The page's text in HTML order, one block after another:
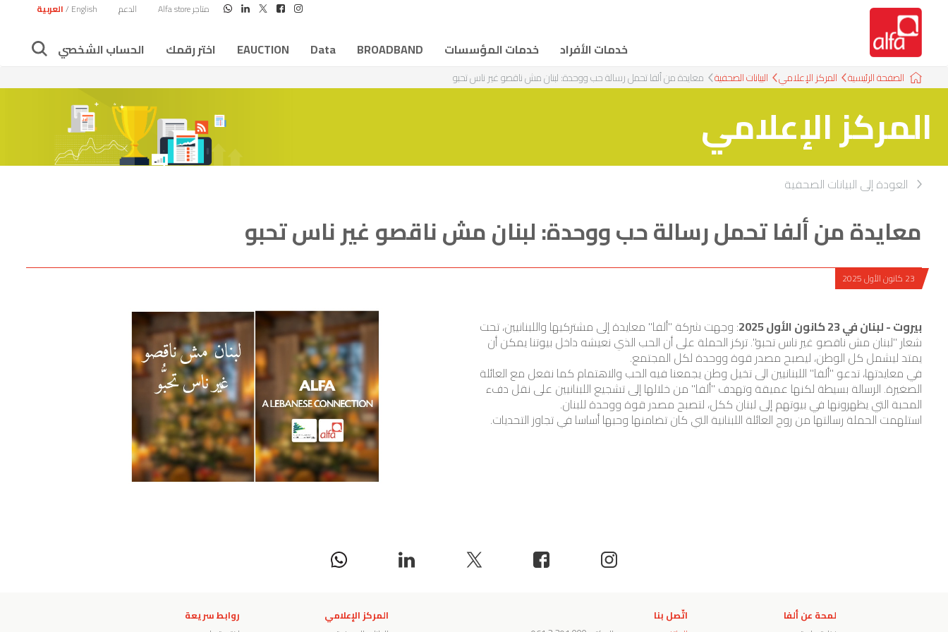
English
/العربية الدعم متاجر Alfa store
خدمات الأفراد خدمات المؤسسات BROADBAND
Data
EAUCTION اختر رقمك الحساب الشخصي
الصفحة الرئيسية المركز الإعلامي البيانات الصحفية معايدة من ألفا تحمل رسالة حب ووحدة: لبنان مش ناقصو غير ناس تحبو
المركز الإعلامي
العودة إلى البيانات الصحفية
معايدة من ألفا تحمل رسالة حب ووحدة: لبنان مش ناقصو غير ناس تحبو
23 كانون الأول 2025
بيروت - لبنان في 23 كانون الأول 2025 : وجهت شركة "ألفا" معايدة إلى مشتركيها واللبنانيين، تحت
شعار "لبنان مش ناقصو غير ناس تحبو". تركز الحملة على أن الحب الذي نعيشه داخل بيوتنا يمكن أن
يمتد ليشمل كل الوطن، ليصبح مصدر قوة ووحدة لكل المجتمع.
في معايدتها، تدعو "ألفا" اللبنانيين الى تخيل وطن يجمعنا فيه الحب والاهتمام كما نفعل مع العائلة
الصغيرة. الرسالة بسيطة لكنها عميقة وتهدف "ألفا" من خلالها إلى تشجيع اللبنانيين على نقل دفء
المحبة التي يظهرونها في بيوتهم إلى لبنان ككل، لتصبح مصدر قوة ووحدة للبنان.
استلهمت الحملة رسالتها من روح العائلة اللبنانية التي كان تضامنها وحبها أساسا في تجاوز التحديات.
لمحة عن ألفا
اتّصل بنا
المركز الإعلامي
روابط سريعة